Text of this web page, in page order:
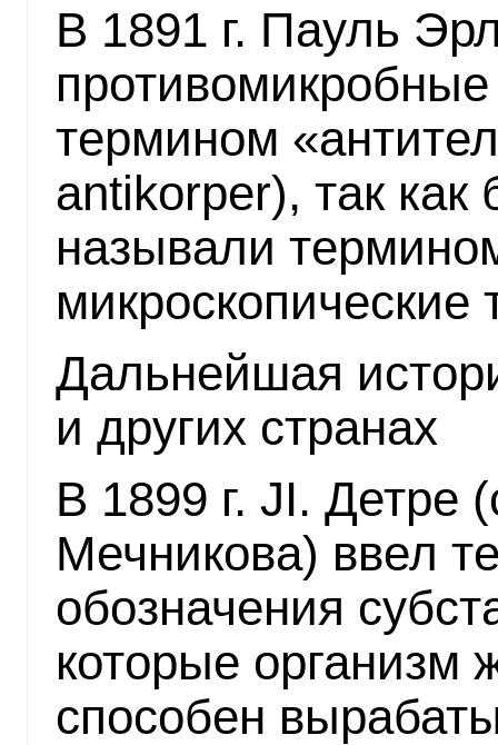
В 1891 г. Пауль
термином
antikorper), так как
называли
микроскопические
Дальнейшая
и других странах
В 1899 г. JI. Детре
Мечникова) ввел
обозначения
которые организм
способен